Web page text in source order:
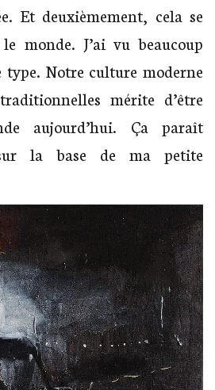
Et deuxièmement, cela se
monde. J’ai vu beaucoup
type. Notre culture moderne
mérite d’être
aujourd’hui. Ça paraît
la base de ma petite